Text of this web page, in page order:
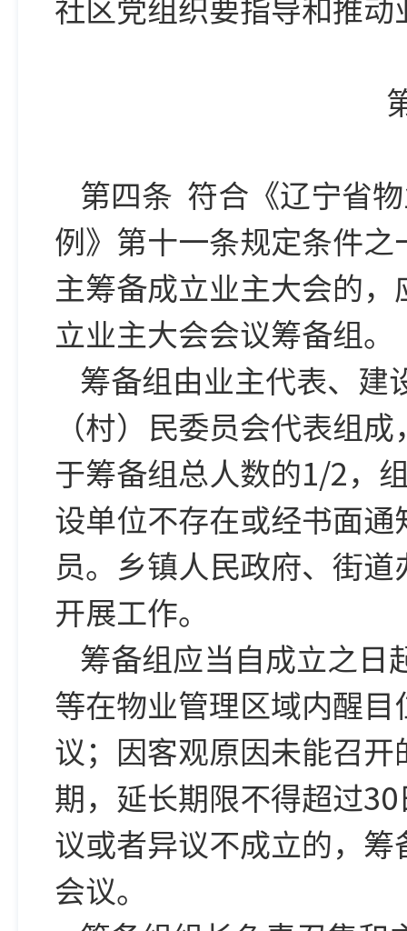
第四条 符合《辽宁省
例》第十一条规定条件
主筹备成立业主大会的
立业主大会会议筹备组。
筹备组由业主代表、建
（村）民委员会代表组
于筹备组总人数的1/2，
设单位不存在或经书面
员。乡镇人民政府、街
开展工作。
筹备组应当自成立之日
等在物业管理区域内醒
议；因客观原因未能召
期，延长期限不得超过
议或者异议不成立的，
会议。